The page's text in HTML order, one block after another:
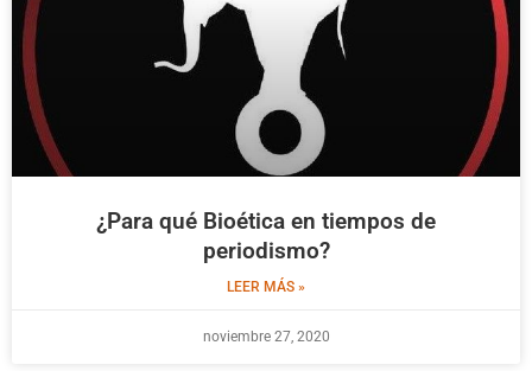
¿Para qué Bioética en tiempos de
periodismo?
LEER MÁS »
noviembre 27, 2020